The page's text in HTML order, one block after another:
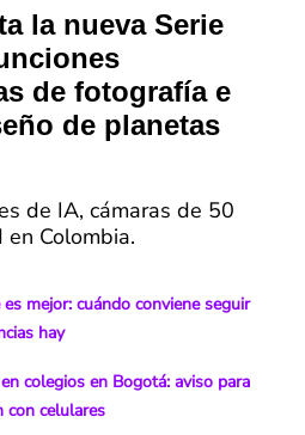
la nueva Serie
de fotografía e
de planetas
de IA, cámaras de 50
Colombia.
mejor: cuándo conviene seguir
hay
colegios en Bogotá: aviso para
con celulares